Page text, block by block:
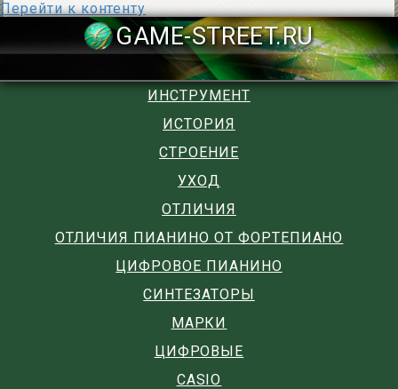
Перейти к контенту
GAME-
ИНСТРУМЕНТ
ИСТОРИЯ
СТРОЕНИЕ
УХОД
ОТЛИЧИЯ
ОТЛИЧИЯ ПИАНИНО ОТ ФОРТЕПИАНО
ЦИФРОВОЕ ПИАНИНО
СИНТЕЗАТОРЫ
МАРКИ
ЦИФРОВЫЕ
CASIO